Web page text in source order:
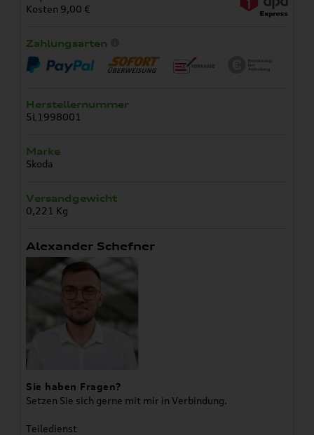
Kosten 9,00 €
Zahlungsarten
Herstellernummer
5L1998001
Marke
Skoda
Versandgewicht
0,221 Kg
Alexander Schefner
Sie haben Fragen?
Setzen Sie sich gerne mit mir in Verbindung.
Teiledienst